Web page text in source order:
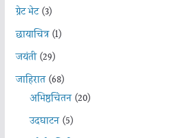
ग्रेट भेट(3)
छायाचित्र(1)
जयंती(29)
जाहिरात(68)
अभिष्ठचिंतन(20)
उदघाटन(5)